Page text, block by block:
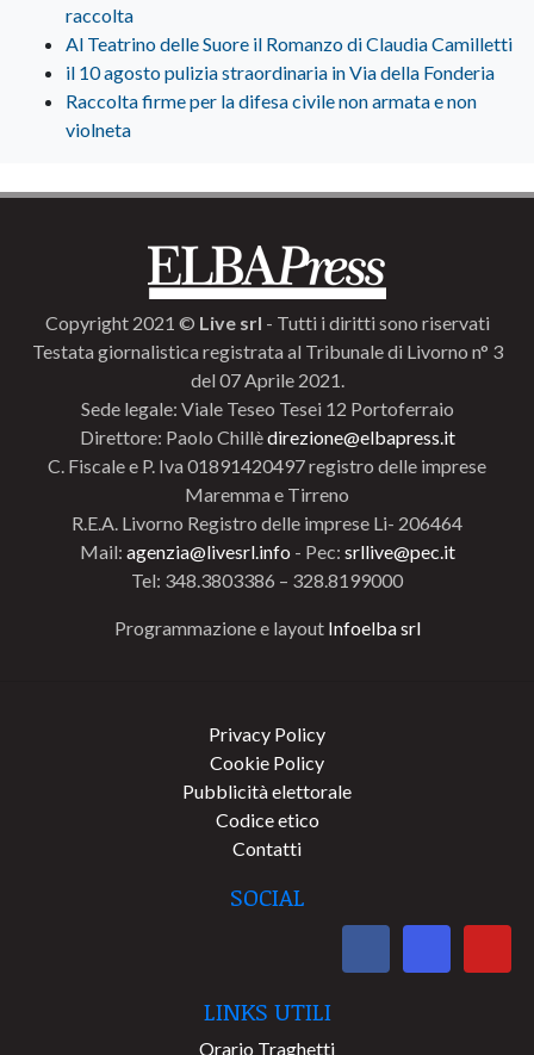
raccolta
Al Teatrino delle Suore il Romanzo di Claudia Camilletti
il 10 agosto pulizia straordinaria in Via della Fonderia
Raccolta firme per la difesa civile non armata e non
violneta
Copyright 2021 © Live srl - Tutti i diritti sono riservati
Testata giornalistica registrata al Tribunale di Livorno n° 3
del 07 Aprile 2021.
Sede legale: Viale Teseo Tesei 12 Portoferraio
Direttore: Paolo Chillèdirezione@elbapress.it
C. Fiscale e P. Iva 01891420497 registro delle imprese
Maremma e Tirreno
R.E.A. Livorno Registro delle imprese Li- 206464
Mail: agenzia@livesrl.info - Pec: srllive@pec.it
Tel: 348.3803386 – 328.8199000
Programmazione e layout Infoelba srl
Privacy Policy
Cookie Policy
Pubblicità elettorale
Codice etico
Contatti
SOCIAL
LINKS UTILI
Orario Traghetti